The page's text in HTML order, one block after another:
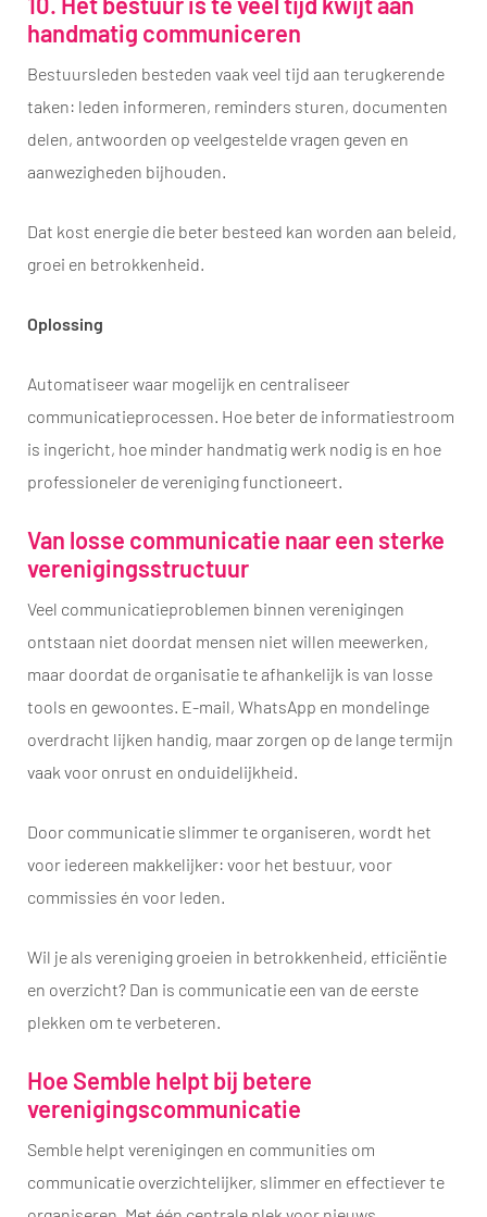
handmatig communiceren
Bestuursleden besteden vaak veel tijd aan terugkerende
taken: leden informeren, reminders sturen, documenten
delen, antwoorden op veelgestelde vragen geven en
aanwezigheden bijhouden.
Dat kost energie die beter besteed kan worden aan beleid,
groei en betrokkenheid.
Oplossing
Automatiseer waar mogelijk en centraliseer
communicatieprocessen. Hoe beter de informatiestroom
is ingericht, hoe minder handmatig werk nodig is en hoe
professioneler de vereniging functioneert.
Van losse communicatie naar een sterke
verenigingsstructuur
Veel communicatieproblemen binnen verenigingen
ontstaan niet doordat mensen niet willen meewerken,
maar doordat de organisatie te afhankelijk is van losse
tools en gewoontes. E-mail, WhatsApp en mondelinge
overdracht lijken handig, maar zorgen op de lange termijn
vaak voor onrust en onduidelijkheid.
Door communicatie slimmer te organiseren, wordt het
voor iedereen makkelijker: voor het bestuur, voor
commissies én voor leden.
Wil je als vereniging groeien in betrokkenheid, efficiëntie
en overzicht? Dan is communicatie een van de eerste
plekken om te verbeteren.
Hoe Semble helpt bij betere
verenigingscommunicatie
Semble helpt verenigingen en communities om
communicatie overzichtelijker, slimmer en effectiever te